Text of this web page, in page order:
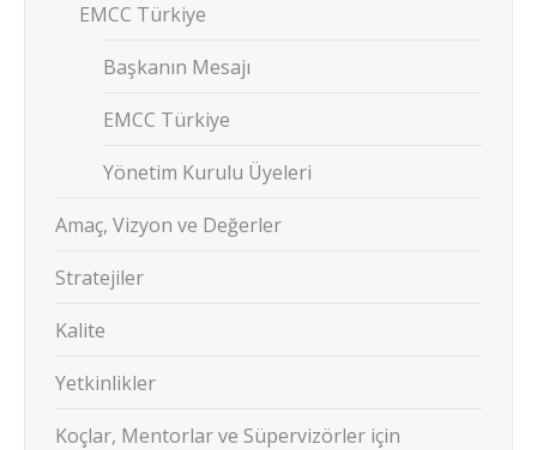
EMCC Türkiye
Başkanın Mesajı
EMCC Türkiye
Yönetim Kurulu Üyeleri
Amaç, Vizyon ve Değerler
Stratejiler
Kalite
Yetkinlikler
Koçlar, Mentorlar ve Süpervizörler için